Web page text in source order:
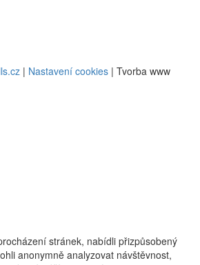
| Nastavení cookies | Tvorba www
stránek, nabídli přizpůsobený
anonymně analyzovat návštěvnost,